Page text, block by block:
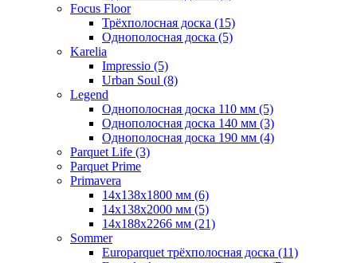
Focus Floor
Трёхполосная доска (15)
Однополосная доска (5)
Karelia
Impressio (5)
Urban Soul (8)
Legend
Однополосная доска 110 мм (5)
Однополосная доска 140 мм (3)
Однополосная доска 190 мм (4)
Parquet Life (3)
Parquet Prime
Primavera
14x138x1800 мм (6)
14x138x2000 мм (5)
14x188x2266 мм (21)
Sommer
Europarquet трёхполосная доска (11)